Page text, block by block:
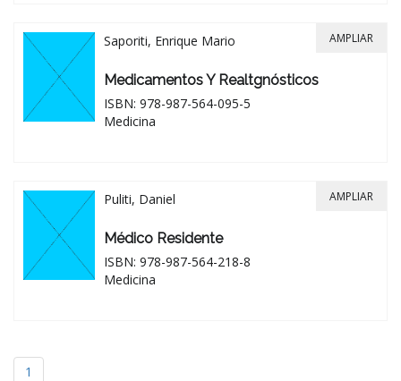
Saporiti, Enrique Mario
Medicamentos Y Realtgnósticos
ISBN: 978-987-564-095-5
Medicina
AMPLIAR
Puliti, Daniel
Médico Residente
ISBN: 978-987-564-218-8
Medicina
AMPLIAR
1